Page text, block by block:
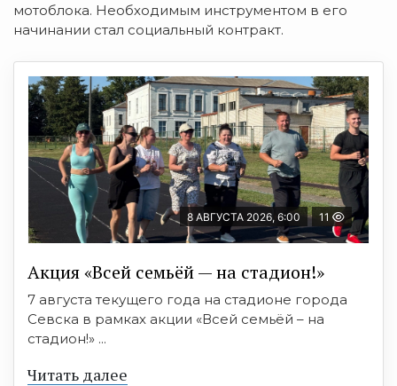
мотоблока. Необходимым инструментом в его
начинании стал социальный контракт.
8 АВГУСТА 2026, 6:00 11
Акция «Всей семьёй — на стадион!»
7 августа текущего года на стадионе города
Севска в рамках акции «Всей семьёй – на
стадион!» ...
Читать далее